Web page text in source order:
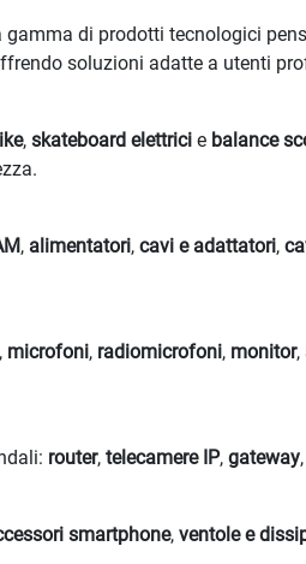
di prodotti tecnologici
soluzioni adatte a utenti
, skateboard elettrici e balance
, alimentatori, cavi e adattatori,
, microfoni, radiomicrofoni, monitor,
router, telecamere IP, gateway
smartphone, ventole e